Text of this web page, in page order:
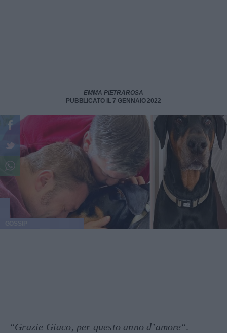
EMMA PIETRAROSA
PUBBLICATO IL 7 GENNAIO 2022
“Grazie Giaco, per questo anno d’amore“.